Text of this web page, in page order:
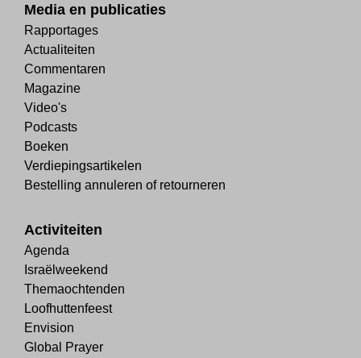
Media en publicaties
Rapportages
Actualiteiten
Commentaren
Magazine
Video's
Podcasts
Boeken
Verdiepingsartikelen
Bestelling annuleren of retourneren
Activiteiten
Agenda
Israëlweekend
Themaochtenden
Loofhuttenfeest
Envision
Global Prayer